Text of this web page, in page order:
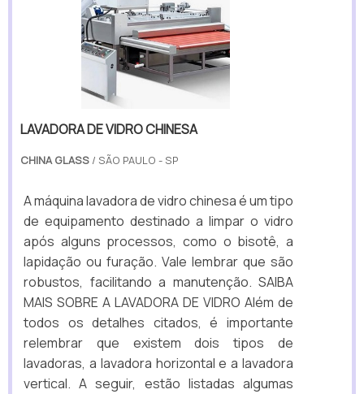
LAVADORA DE VIDRO CHINESA
CHINA GLASS / SÃO PAULO - SP
A máquina lavadora de vidro chinesa é um tipo
de equipamento destinado a limpar o vidro
após alguns processos, como o bisotê, a
lapidação ou furação. Vale lembrar que são
robustos, facilitando a manutenção. SAIBA
MAIS SOBRE A LAVADORA DE VIDRO Além de
todos os detalhes citados, é importante
relembrar que existem dois tipos de
lavadoras, a lavadora horizontal e a lavadora
vertical. A seguir, estão listadas algumas